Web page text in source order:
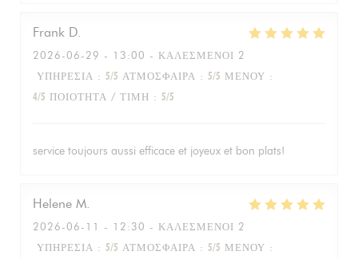
Frank D
2026-06-29 - 13:00 - ΚΑΛΕΣΜΈΝΟΙ 2
ΥΠΗΡΕΣΊΑ : 5/5 ΑΤΜΌΣΦΑΙΡΑ : 5/5 ΜΕΝΟΎ :
4/5 ΠΟΙΌΤΗΤΑ / ΤΙΜΉ : 5/5
service toujours aussi efficace et joyeux et bon plats!
Helene M
2026-06-11
- 12:30 - ΚΑΛΕΣΜΈΝΟΙ 2
ΥΠΗΡΕΣΊΑ : 5/5 ΑΤΜΌΣΦΑΙΡΑ : 5/5 ΜΕΝΟΎ :